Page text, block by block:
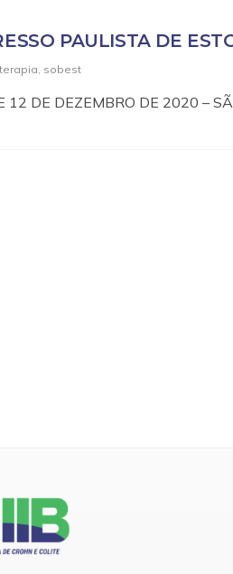
PAULISTA DE
, sobest
12 DE DEZEMBRO DE 2020 –